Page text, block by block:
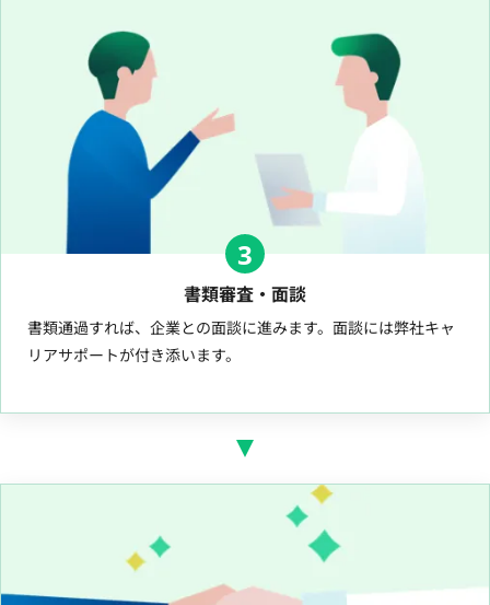
3
書類審査・面談
書類通過すれば、企業との面談に進みます。面談には弊社キャ
リアサポートが付き添います。